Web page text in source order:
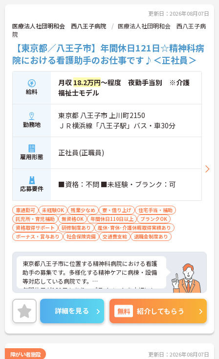
更新日：2026年08月07日
医療法人社団明和会 西八王子病院
医療法人社団明和会 西八王子病
院
【東京都／八王子市】年間休日121日☆精神科病
院における看護助手のお仕事です♪＜正社員＞
給料
月収 18.2万円～程度 夜勤手当別 ※介護
福祉士モデル
勤務地
東京都 八王子市 上川町2150
ＪＲ横浜線「八王子駅」バス・車30分
雇用形態 正社員(正職員)
応募要件 ■資格：不問 ■未経験・ブランク：可
車通勤可 未経験OK 残業少なめ 寮・借り上げ
住宅手当・補助
託児所・育児補助
無資格OK 年間休日110日以上
ブランクOK
資格取得サポート
研修制度あり
産休･育休･介護休暇取得実績あり
ボーナス・賞与あり
社会保険完備 交通費支給 退職金制度あり
東京都八王子市に位置する精神科病院における看護
助手の募集です。多様化する精神ケアに病棟・設備
等対応している病院です。
年間休日が121日もあり、プライベートを大切にし
ながらご勤務いただけます。また、利用可能な託児
所として院内に保育室が完備されているので、子育
て世代の方も安心してご勤務いただけます。
ご興味のある方には、面接対策ポイントなど、さら
に詳細をお話しいたしますのでお気軽にご相談くだ
詳細を見る 無料 紹介してもらう
障がい者施設 更新日：2026年08月07日